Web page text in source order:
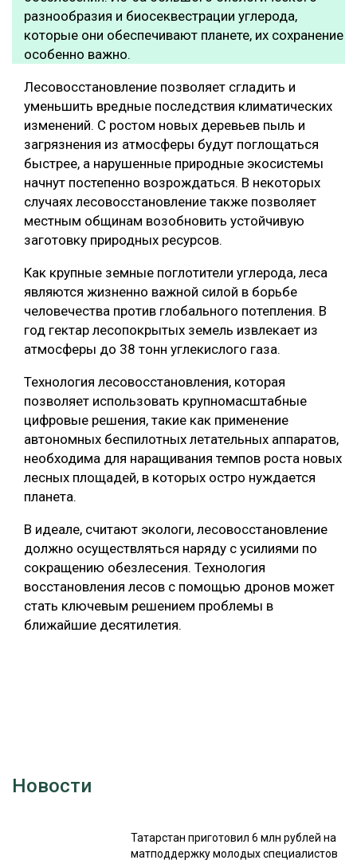
разнообразия и биосеквестрации углерода,
которые они обеспечивают планете, их сохранение
особенно важно.
Лесовосстановление позволяет сгладить и
уменьшить вредные последствия климатических
изменений. С ростом новых деревьев пыль и
загрязнения из атмосферы будут поглощаться
быстрее, а нарушенные природные экосистемы
начнут постепенно возрождаться. В некоторых
случаях лесовосстановление также позволяет
местным общинам возобновить устойчивую
заготовку природных ресурсов.
Как крупные земные поглотители углерода, леса
являются жизненно важной силой в борьбе
человечества против глобального потепления. В
год гектар лесопокрытых земель извлекает из
атмосферы до 38 тонн углекислого газа.
Технология лесовосстановления, которая
позволяет использовать крупномасштабные
цифровые решения, такие как применение
автономных беспилотных летательных аппаратов,
необходима для наращивания темпов роста новых
лесных площадей, в которых остро нуждается
планета.
В идеале, считают экологи, лесовосстановление
должно осуществляться наряду с усилиями по
сокращению обезлесения. Технология
восстановления лесов с помощью дронов может
стать ключевым решением проблемы в
ближайшие десятилетия.
Новости
Татарстан приготовил 6 млн рублей на
матподдержку молодых специалистов